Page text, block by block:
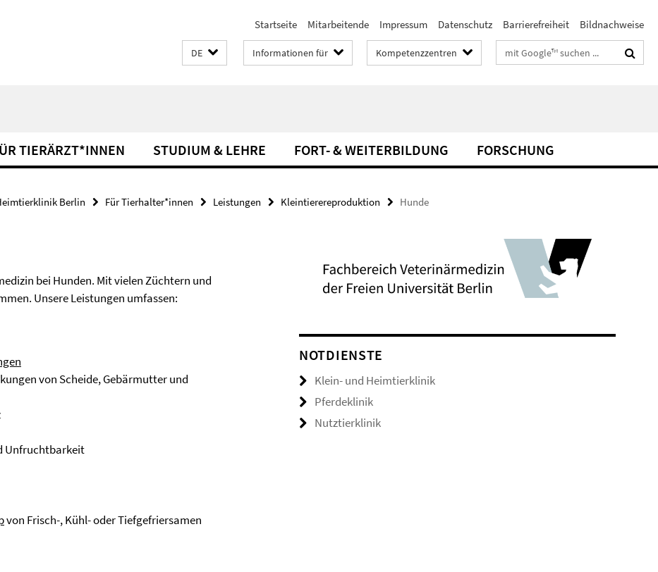
Startseite Mitarbeitende Impressum Datenschutz Barrierefreiheit Bildnachweise
DE Informationen für Kompetenzzentren Suchbegriffe
TIERÄRZT*INNEN STUDIUM & LEHRE FORT- & WEITERBILDUNG FORSCHUNG
Berlin Für Tierhalter*innen Leistungen Kleintierereproduktion Hunde
bei Hunden. Mit vielen Züchtern und
Unsere Leistungen umfassen:
von Scheide, Gebärmutter und
Unfruchtbarkeit
von Frisch-, Kühl- oder Tiefgefriersamen
NOTDIENSTE
Klein- und Heimtierklinik
Pferdeklinik
Nutztierklinik